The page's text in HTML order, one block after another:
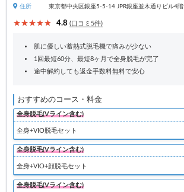
住所
東京都中央区銀座5-5-14 JPR銀座並木通りビル4階
4.8 (口コミ5件)
肌に優しい蓄熱式脱毛機で痛みが少ない
1回最短60分、最短8ヶ月で全身脱毛が完了
途中解約しても返金手数料無料で安心
おすすめのコース・料金
全身脱毛(Vライン含む)
全身+VIO脱毛セット
全身脱毛(Vライン含む)
全身+VIO+顔脱毛セット
全身脱毛(Vライン含む)